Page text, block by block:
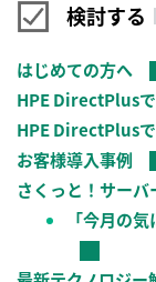
検討する
はじめての方へ
HPE DirectPlus
HPE DirectPlus
お客様導入事例
さくっと！サーバ
「今月の